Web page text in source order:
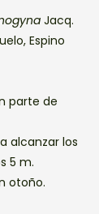
Jacq.
Espino
parte de
alcanzar los
5 m.
otoño.